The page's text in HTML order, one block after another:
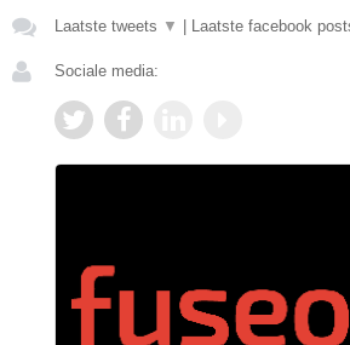
Laatste tweets ▼ Laatste facebook
Sociale media: